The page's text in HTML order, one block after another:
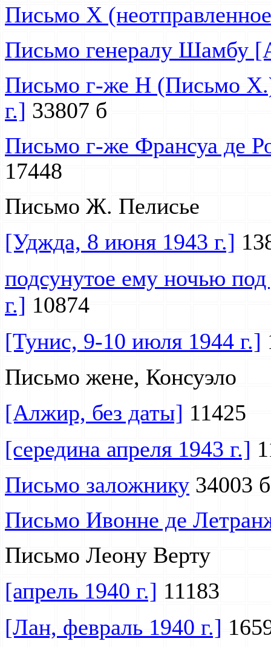
Письмо X
Письмо генералу Шамбу
Письмо г-же Н (Письмо
г.] 33807 б
Письмо г-же Франсуа де
17448
Письмо Ж. Пелисье
[Уджда, 8 июня 1943 г.]
подсунутое ему ночью
г.] 10874
[Тунис, 9-10 июля 1944 г.]
Письмо жене, Консуэло
[Алжир, без даты] 11425
[середина апреля 1943 г.]
Письмо заложнику 34003 б
Письмо Ивонне де
Письмо Леону Верту
[апрель 1940 г.] 11183
[Лан, февраль 1940 г.]